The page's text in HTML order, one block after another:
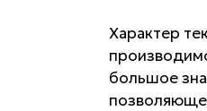
Характер
большое